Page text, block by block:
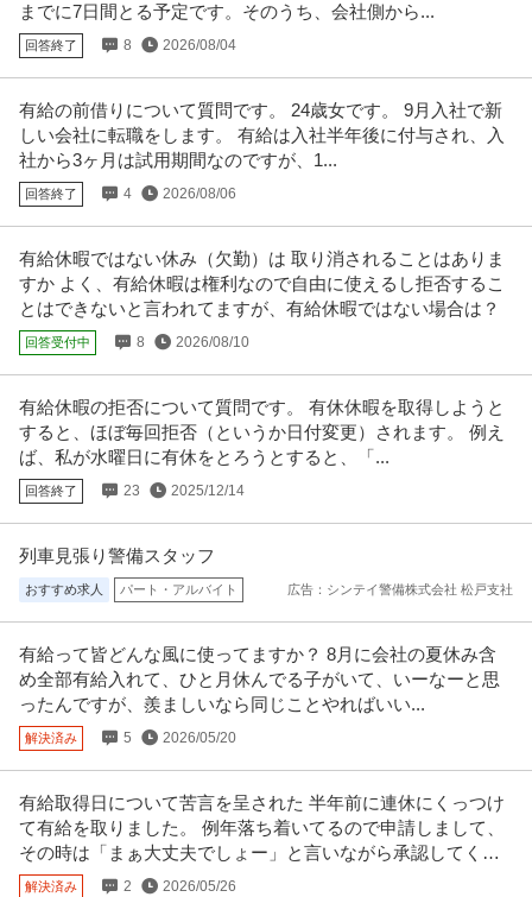
自社サービスである求人検索エンジン「スタンバイ」における広告プロダク
トの企画担当者として以下のよう
…続きを見る
「植物で空間をデザイン」商業施設・ホテルのグリーン空間づく
り／未経験・植物が好きな方歓迎／創業150年超
株式会社野沢園
正社員 未経験OK 学歴不問 残業月20時間以内
年収300万円〜700万円
提供：ビズリーチ
税務 ／ 「定着率98％／内勤で年収700万可」残業ほぼなし・200
項目の評価制度で“自身の頑張り”がクリアに評価される会計内勤
スタッフ
SAO税理士法人
昇給あり 土日休み ノルマなし
年収800万円〜1,000万円
【職種】管理＞税務 【業種】コンサルティング＞コンサルティング ※会員属
性などに応じ、当該求人をビ…続きを見る
4tドライバー(建材配送)
菊池運輸株式会社 菊池運輸 東京営業所DR
正社員 未経験OK アットホーム 職場内禁煙
的にしっかり稼げる！ 高額…続きを見る
提供：菊池運輸株式会社 菊池運輸 東京営業所DR
営業企画
フレックスタイム制 特別休暇
今後弊社事業のさらなる成長を目指すにあたり、より戦略的に成長を遂げる
ために新たに組織（セールスイネ …続きを見る
までに7日間とる予定です。そのうち、会社側から...
回答終了 8 2026/08/04
有給の前借りについて質問です。 24歳女です。 9月入社で新
しい会社に転職をします。 有給は入社半年後に付与され、入
社から3ヶ月は試用期間なのですが、1...
回答終了 4 2026/08/06
有給休暇ではない休み（欠勤）は 取り消されることはありま
すか よく、有給休暇は権利なので自由に使えるし拒否するこ
とはできないと言われてますが、有給休暇ではない場合は？
回答受付中 8 2026/08/10
有給休暇の拒否について質問です。 有休休暇を取得しようと
すると、ほぼ毎回拒否（というか日付変更）されます。 例え
ば、私が水曜日に有休をとろうとすると、「...
回答終了 23 2025/12/14
列車見張り警備スタッフ
おすすめ求人 パート・アルバイト 広告：シンテイ警備株式会社 松戸支社
有給って皆どんな風に使ってますか？ 8月に会社の夏休み含
め全部有給入れて、ひと月休んでる子がいて、いーなーと思
ったんですが、羨ましいなら同じことやればいい...
解決済み 5 2026/05/20
有給取得日について苦言を呈された 半年前に連休にくっつけ
て有給を取りました。 例年落ち着いてるので申請しまして、
その時は「まぁ大丈夫でしょー」と言いながら承認してくれ
てました。
解決済み 2 2026/05/26